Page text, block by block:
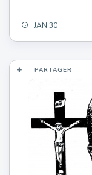
JAN 30
PARTAGER